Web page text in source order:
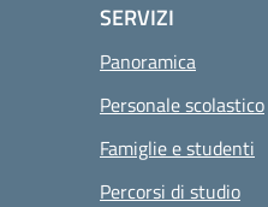
SERVIZI
Panoramica
Personale scolastico
Famiglie e studenti
Percorsi di studio